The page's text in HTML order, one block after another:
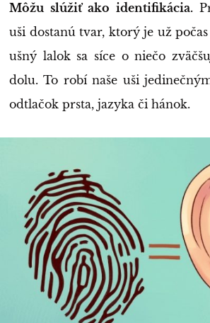
Môžu slúžiť ako identifikácia.
uši dostanú tvar, ktorý je už
ušný lalok sa síce o niečo
dolu. To robí naše uši
odtlačok prsta, jazyka či hánok.